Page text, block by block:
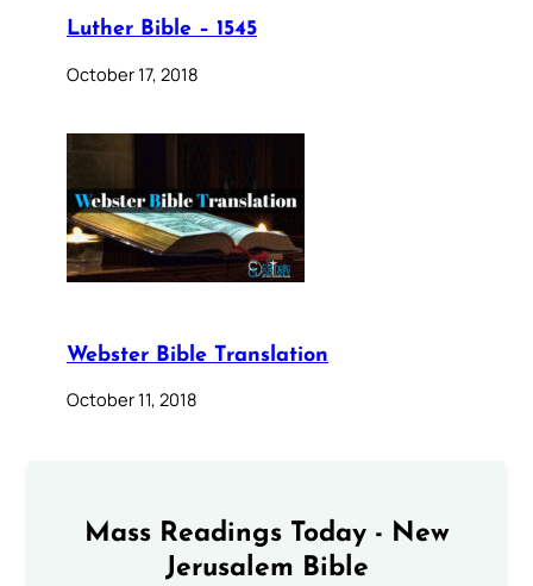
Luther Bible – 1545
October 17, 2018
Webster Bible Translation
October 11, 2018
Mass Readings Today - New
Jerusalem Bible